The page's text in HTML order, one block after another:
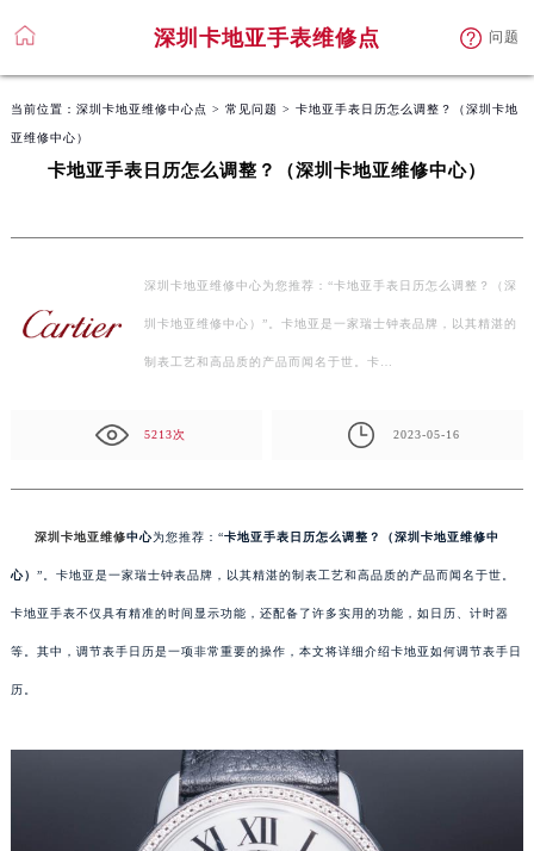
深圳卡地亚手表维修点 问题
当前位置： 深圳卡地亚维修中心点 > 常见问题 > 卡地亚手表日历怎么调整？（深圳卡地
亚维修中心）
卡地亚手表日历怎么调整？（深圳卡地亚维修中心）
深圳卡地亚维修中心为您推荐：“卡地亚手表日历怎么调整？（深
圳卡地亚维修中心）”。卡地亚是一家瑞士钟表品牌，以其精湛的
制表工艺和高品质的产品而闻名于世。卡…
5213次 2023-05-16
深圳卡地亚维修中心为您推荐：“卡地亚手表日历怎么调整？（深圳卡地亚维修中
心） ”。卡地亚是一家瑞士钟表品牌，以其精湛的制表工艺和高品质的产品而闻名于世。
卡地亚手表不仅具有精准的时间显示功能，还配备了许多实用的功能，如日历、计时器
等。其中，调节表手日历是一项非常重要的操作，本文将详细介绍卡地亚如何调节表手日
历。